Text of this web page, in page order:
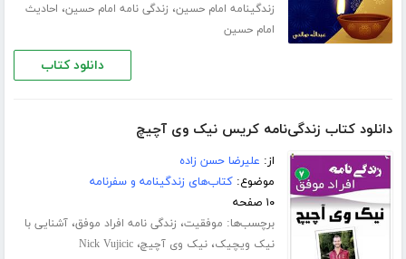
زندگینامه امام حسین، زندگی نامه امام حسین، احادیث
امام حسین
دانلود کتاب
دانلود کتاب زندگی‌نامه کریس نیک وی آچیچ
از: علیرضا حسن زاده
موضوع:کتاب‌های زندگینامه و سفرنامه
۱۰ صفحه
برچسب‌ها: موفقیت، زندگی نامه افراد موفق،آشنایی با
نیک ویچیک،نیک وی آچیچ،Nick Vujicic